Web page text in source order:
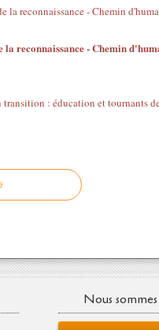
la reconnaissance - Chemin
Nous